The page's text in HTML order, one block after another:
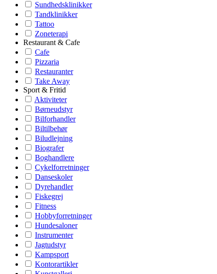
Sundhedsklinikker
Tandklinikker
Tattoo
Zoneterapi
Restaurant & Cafe
Cafe
Pizzaria
Restauranter
Take Away
Sport & Fritid
Aktiviteter
Børneudstyr
Bilforhandler
Biltilbehør
Biludlejning
Biografer
Boghandlere
Cykelforretninger
Danseskoler
Dyrehandler
Fiskegrej
Fitness
Hobbyforretninger
Hundesaloner
Instrumenter
Jagtudstyr
Kampsport
Kontorartikler